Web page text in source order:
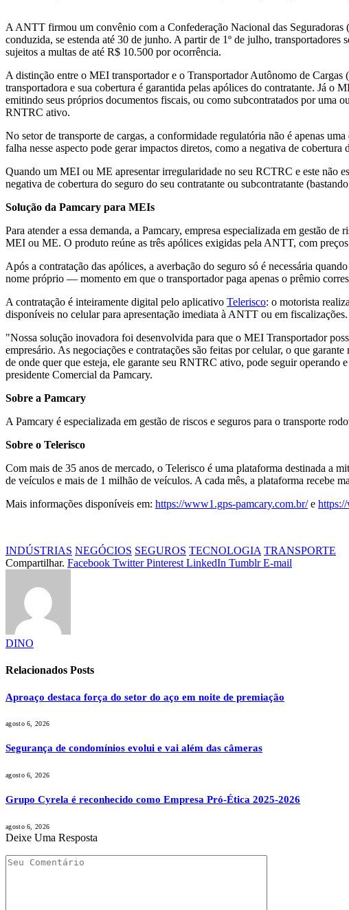
A ANTT firmou um convênio com a Confederação Nacional das Seguradoras
conduzida, se estenda até 30 de junho. A partir de 1º de julho,
sujeitos a multas de até R$ 10.500 por ocorrência.
A distinção entre o MEI transportador e o Transportador Autônomo de
transportadora e sua cobertura é garantida pelas apólices do contratante. Já o
emitindo seus próprios documentos fiscais, ou como subcontratados por uma
RNTRC ativo.
No setor de transporte de cargas, a conformidade regulatória não é apenas
falha nesse aspecto pode gerar impactos diretos, como a negativa de cobertura
Quando um MEI ou ME apresentar irregularidade no seu RCTRC e este não
negativa de cobertura do seguro do seu contratante ou subcontratante
Solução da Pamcary para MEIs
Para atender a essa demanda, a Pamcary, empresa especializada em gestão
MEI ou ME. O produto reúne as três apólices exigidas pela ANTT, com
Após a contratação das apólices, a averbação do seguro só é necessária
nome próprio — momento em que o transportador paga apenas o prêmio
A contratação é inteiramente digital pelo aplicativo Telerisco: o motorista
disponíveis no celular para apresentação imediata à ANTT ou em fiscalizações.
"Nossa solução inovadora foi desenvolvida para que o MEI Transportador
empresário. As negociações e contratações são feitas por celular, o que
de onde quer que esteja, ele garante seu RNTRC ativo, pode seguir
presidente Comercial da Pamcary.
Sobre a Pamcary
A Pamcary é especializada em gestão de riscos e seguros para o transporte
Sobre o Telerisco
Com mais de 35 anos de mercado, o Telerisco é uma plataforma destinada a
de veículos e mais de 1 milhão de veículos. A cada mês, a plataforma recebe
Mais informações disponíveis em: https://www1.gps-pamcary.com.br/e
INDÚSTRIAS NEGÓCIOS SEGUROS TECNOLOGIA TRANSPORTE
Compartilhar. Facebook Twitter Pinterest LinkedIn Tumblr E-mail
DINO
Relacionados Posts
Aproaço destaca força do setor do aço em noite de premiação
agosto 6, 2026
Segurança de condomínios evolui e vai além das câmeras
agosto 6, 2026
Grupo Cyrela é reconhecido como Empresa Pró-Ética 2025-2026
agosto 6, 2026
Deixe Uma Resposta